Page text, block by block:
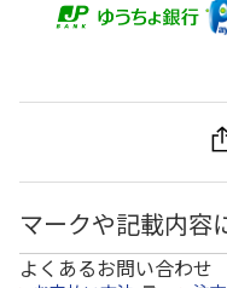
マークや記載内容
よくあるお問い合わせ